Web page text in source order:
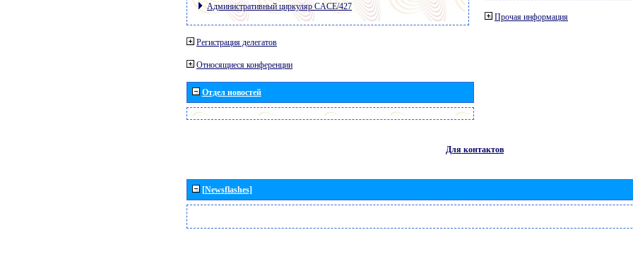
Административный циркуляр CACE/427
Регистрация делегатов
Относящиеся конференции
Отдел новостей
Прочая информация
Для контактов
[Newsflashes]